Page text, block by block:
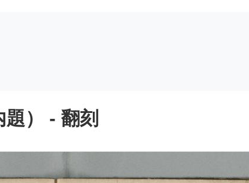
） - 翻刻